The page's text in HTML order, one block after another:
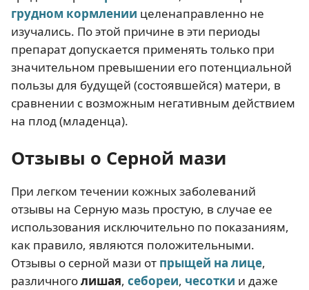
грудном кормлении целенаправленно не
изучались. По этой причине в эти периоды
препарат допускается применять только при
значительном превышении его потенциальной
пользы для будущей (состоявшейся) матери, в
сравнении с возможным негативным действием
на плод (младенца).
Отзывы о Серной мази
При легком течении кожных заболеваний
отзывы на Серную мазь простую, в случае ее
использования исключительно по показаниям,
как правило, являются положительными.
Отзывы о серной мази от прыщей на лице,
различноголишая, себореи, чесотки и даже